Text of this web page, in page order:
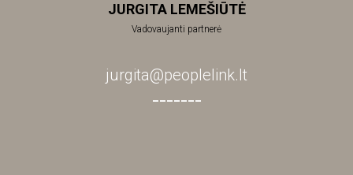
JURGITA LEMEŠIŪTĖ
Vadovaujanti partnerė
jurgita@peoplelink.lt